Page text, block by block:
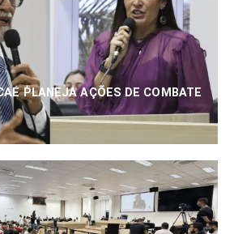
PLANEJA AÇÕES DE COMBATE